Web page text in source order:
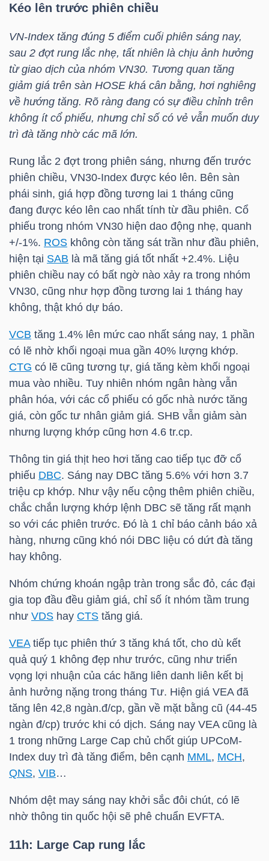
Kéo lên trước phiên chiều
VN-Indextăng đúng 5 điểm cuối phiên sáng nay,
sau 2 đợt rung lắc nhẹ, tất nhiên là chịu ảnh hưởng
từ giao dịch của nhóm VN30. Tương quan tăng
giảm giá trên sàn HOSE khá cân bằng, hơi nghiêng
về hướng tăng. Rõ ràng đang có sự điều chỉnh trên
không ít cổ phiếu, nhưng chỉ số có vẻ vẫn muốn duy
trì đà tăng nhờ các mã lớn.
Rung lắc 2 đợt trong phiên sáng, nhưng đến trước
phiên chiều, VN30-Index được kéo lên. Bên sàn
phái sinh, giá hợp đồng tương lai 1 tháng cũng
đang được kéo lên cao nhất tính từ đầu phiên. Cổ
phiếu trong nhóm VN30 hiện dao động nhẹ, quanh
+/-1%. ROS không còn tăng sát trần như đầu phiên,
hiện tại SAB là mã tăng giá tốt nhất +2.4%. Liệu
phiên chiều nay có bất ngờ nào xảy ra trong nhóm
VN30, cũng như hợp đồng tương lai 1 tháng hay
không, thật khó dự báo.
VCB tăng 1.4% lên mức cao nhất sáng nay, 1 phần
có lẽ nhờ khối ngoại mua gần 40% lượng khớp.
CTG có lẽ cũng tương tự, giá tăng kèm khối ngoại
mua vào nhiều. Tuy nhiên nhóm ngân hàng vẫn
phân hóa, với các cổ phiếu có gốc nhà nước tăng
giá, còn gốc tư nhân giảm giá. SHB vẫn giảm sàn
nhưng lượng khớp cũng hơn 4.6 tr.cp.
Thông tin giá thịt heo hơi tăng cao tiếp tục đỡ cổ
phiếu DBC. Sáng nay DBC tăng 5.6% với hơn 3.7
triệu cp khớp. Như vậy nếu cộng thêm phiên chiều,
chắc chắn lượng khớp lệnh DBC sẽ tăng rất mạnh
so với các phiên trước. Đó là 1 chỉ báo cảnh báo xả
hàng, nhưng cũng khó nói DBC liệu có dứt đà tăng
hay không.
Nhóm chứng khoán ngập tràn trong sắc đỏ, các đại
gia top đầu đều giảm giá, chỉ số ít nhóm tầm trung
như VDS hay CTS tăng giá.
VEAtiếp tục phiên thứ 3 tăng khá tốt, cho dù kết
quả quý 1 không đẹp như trước, cũng như triển
vọng lợi nhuận của các hãng liên danh liên kết bị
ảnh hưởng nặng trong tháng Tư. Hiện giá VEAđã
tăng lên 42,8 ngàn.đ/cp, gần về mặt bằng cũ (44-45
ngàn đ/cp) trước khi có dịch. Sáng nay VEAcũng là
1 trong những Large Cap chủ chốt giúp UPCoM-
Index duy trì đà tăng điểm, bên cạnh MML, MCH,
QNS, VIB…
Nhóm dệt may sáng nay khởi sắc đôi chút, có lẽ
nhờ thông tin quốc hội sẽ phê chuẩn EVFTA.
11h: Large Cap rung lắc
TRÁI
PHIẾU
CÔNG
CỤ
ĐẦU
TƯ
TRUY
XUẤT
DỮ
LIỆU
Ngành
(-)
SECTOR
NĂNG
LƯỢNG
NGUYÊN
VẬT
CÔNG
NGHIỆP
TIÊU
DÙNG
THIẾT